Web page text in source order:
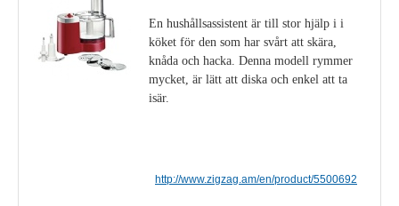
En hushållsassistent är till stor hjälp i i
köket för den som har svårt att skära,
knåda och hacka. Denna modell rymmer
mycket, är lätt att diska och enkel att ta
isär.
http://www.zigzag.am/en/product/5500692